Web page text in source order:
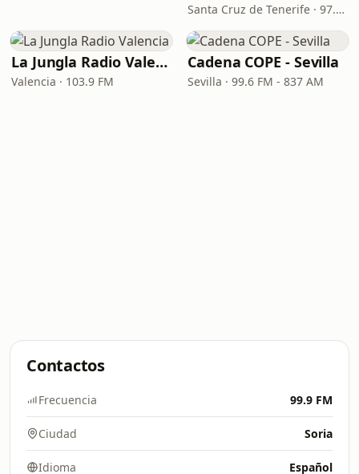
Santa Cruz de Tenerife · 97.1 FM - 882 AM
La Jungla Radio Valencia
Valencia · 103.9 FM
Cadena COPE - Sevilla
Sevilla · 99.6 FM - 837 AM
Contactos
Frecuencia 99.9 FM
Ciudad Soria
Idioma Español